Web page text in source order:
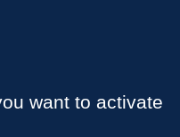
want to activate